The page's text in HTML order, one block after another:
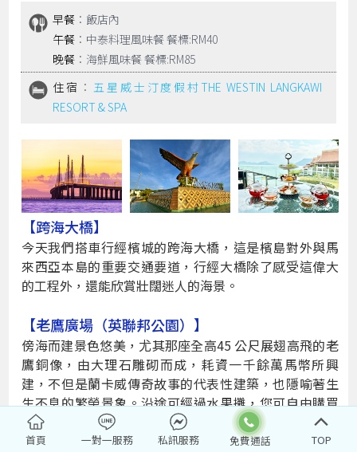
早餐 ：飯店內
午餐 ：中泰料理風味餐 餐標:RM40
晚餐 ：海鮮風味餐 餐標:RM85
住宿 ： 五星威士汀度假村THE WESTIN LANGKAWI
RESORT & SPA
【跨海大橋】
今天我們搭車行經檳城的跨海大橋，這是檳島對外與馬
來西亞本島的重要交通要道，行經大橋除了感受這偉大
的工程外，還能欣賞壯闊迷人的海景。
【老鷹廣場（英聯邦公園）】
傍海而建景色悠美，尤其那座全高45 公尺展翅高飛的老
鷹銅像，由大理石雕砌而成，耗資一千餘萬馬幣所興
建，不但是蘭卡威傳奇故事的代表性建築，也隱喻著生
生不息的繁榮景象。沿途可經過水果攤，您可自由購買
新鮮廉價的熱帶水果，帶回飯店內大快朵頤一番。
首頁 一對一服務 私訊服務 TOP